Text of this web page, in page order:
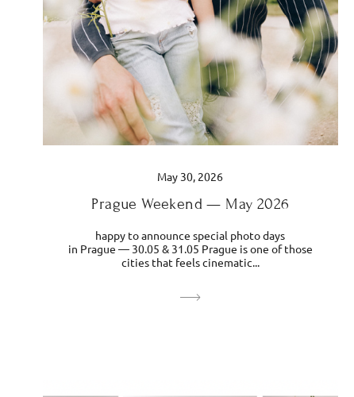
May 30, 2026
Prague Weekend — May 2026
happy to announce special photo days
in Prague — 30.05 & 31.05 Prague is one of those
cities that feels cinematic...